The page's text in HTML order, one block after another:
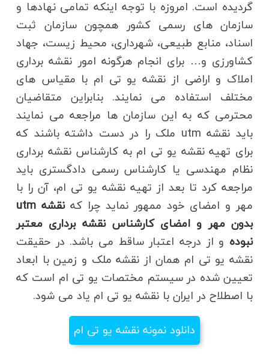
گردیده است. امروزه با توجه اینکه تمامی نهادها و
سازمان های رسمی کشور همچون سازمان ثبت
اسناد، منابع طبیعی، شهرداری، محیط زیست، جهاد
کشاورزی و… برای انجام هرگونه امور نقشه برداری
املاک و اراضی از نقشه یو تی ام با مقیاس های
مختلف استفاده می نمایند. بنابراین متقاضیان
محترمی که به این سازمان ها مراجعه می نمایند
باید نقشه utm ملک را در دست داشته باشند که
برای تهیه نقشه یو تی ام به کارشناس نقشه برداری
نظام مهندسی یا کارشناس رسمی دادگستری باید
مراجعه کرد تا بعد از تهیه نقشه یو تی ام، آن را با
مهر و امضای خود ممهور نماید چرا که
نقشه utm
بدون مهر و امضای کارشناس نقشه برداری معتبر
نبوده و از درجه اعتبار ساقط می باشد. در حقیقت
نقشه یو تی ام همان از نقشه ملک و زمین با ابعاد
تعیین شده در سیستم مختصات یو تی ام است که
با اصطلاح در ایران با نقشه یو تی ام یاد می شود.
دانلود نمونه نقشه یو تی ام